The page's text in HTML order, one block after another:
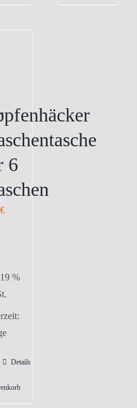
können
der
Produktseite
gewählt
werden
6
€
%
Details